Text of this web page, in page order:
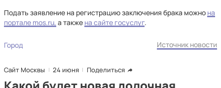
Подать заявление на регистрацию заключения брака можно на
портале mos.ru, а также на сайте госуслуг.
Город Источник новости
Сайт Москвы 24 июня Поделиться